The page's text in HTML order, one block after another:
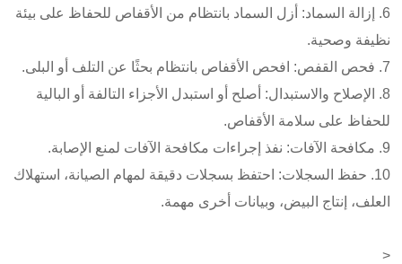
6. إزالة السماد: أزل السماد بانتظام من الأقفاص للحفاظ على بيئة
نظيفة وصحية.
7. فحص القفص: افحص الأقفاص بانتظام بحثًا عن التلف أو البلى.
8. الإصلاح والاستبدال: أصلح أو استبدل الأجزاء التالفة أو البالية
للحفاظ على سلامة الأقفاص.
9. مكافحة الآفات: نفذ إجراءات مكافحة الآفات لمنع الإصابة.
10. حفظ السجلات: احتفظ بسجلات دقيقة لمهام الصيانة، استهلاك
العلف، إنتاج البيض، وبيانات أخرى مهمة.
<